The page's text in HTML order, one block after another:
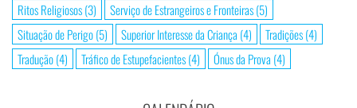
Ritos Religiosos(3) Serviço de Estrangeiros e Fronteiras(5)
Situação de Perigo(5) Superior Interesse da Criança (4) Tradições(4)
Tradução(4) Tráfico de Estupefacientes(4) Ónus da Prova (4)